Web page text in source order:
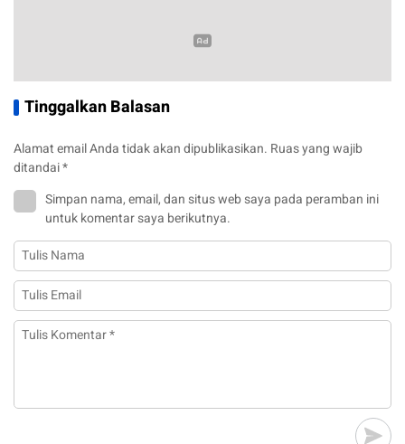
Tinggalkan Balasan
Alamat email Anda tidak akan dipublikasikan. Ruas yang wajib
ditandai*
Simpan nama, email, dan situs web saya pada peramban ini
untuk komentar saya berikutnya.